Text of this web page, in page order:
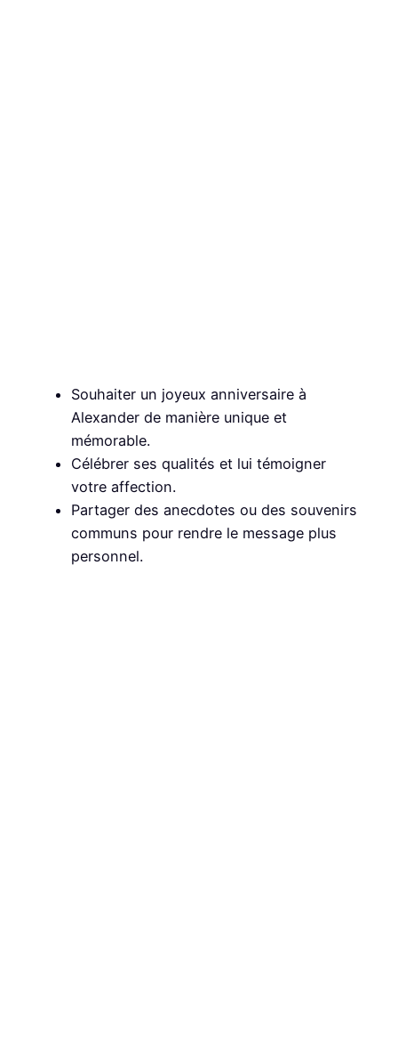
Souhaiter un joyeux anniversaire à
Alexander de manière unique et
mémorable.
Célébrer ses qualités et lui témoigner
votre affection.
Partager des anecdotes ou des souvenirs
communs pour rendre le message plus
personnel.